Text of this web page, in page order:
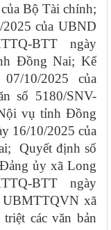
Bộ Tài chính;
của UBND
BTT ngày
Đồng Nai; Kế
10/2025 của
số 5180/SNV-
vụ tỉnh Đồng
16/10/2025 của
Quyết định số
ủy xã Long
BTT ngày
UBMTTQVN xã
các văn bản